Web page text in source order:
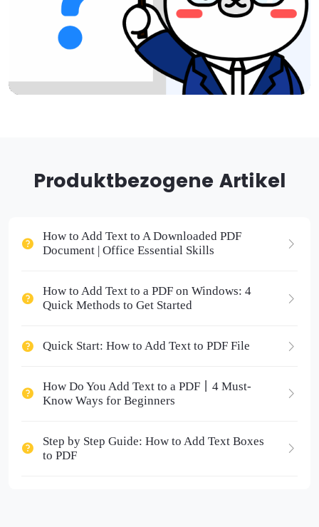
Produktbezogene Artikel
How to Add Text to A Downloaded PDF
Document | Office Essential Skills
How to Add Text to a PDF on Windows: 4
Quick Methods to Get Started
Quick Start: How to Add Text to PDF File
How Do You Add Text to a PDF丨4 Must-
Know Ways for Beginners
Step by Step Guide: How to Add Text Boxes
to PDF